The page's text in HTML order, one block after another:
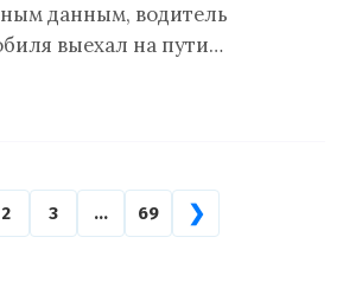
данным, водитель
выехал на пути…
2 3 … 69 ❯